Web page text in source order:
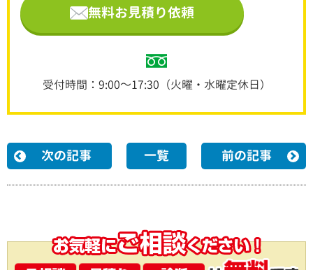
無料お見積り依頼
受付時間：9:00～17:30（火曜・水曜定休日）
次の記事 一覧 前の記事